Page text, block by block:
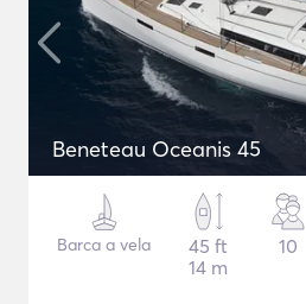
Beneteau Oceanis 45
Barca a vela
45 ft
14 m
10